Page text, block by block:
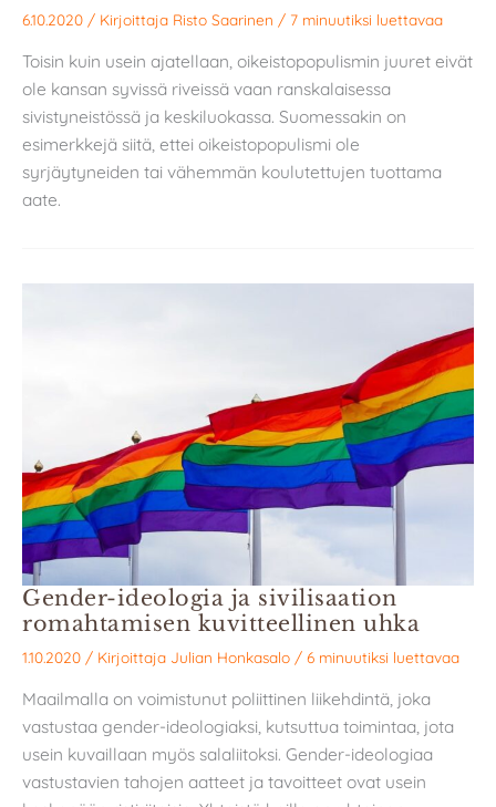
6.10.2020 / Kirjoittaja Risto Saarinen / 7 minuutiksi luettavaa
Toisin kuin usein ajatellaan, oikeistopopulismin juuret eivät
ole kansan syvissä riveissä vaan ranskalaisessa
sivistyneistössä ja keskiluokassa. Suomessakin on
esimerkkejä siitä, ettei oikeistopopulismi ole
syrjäytyneiden tai vähemmän koulutettujen tuottama
aate.
Gender-ideologia ja sivilisaation
romahtamisen kuvitteellinen uhka
1.10.2020 / Kirjoittaja Julian Honkasalo / 6 minuutiksi luettavaa
Maailmalla on voimistunut poliittinen liikehdintä, joka
vastustaa gender-ideologiaksi, kutsuttua toimintaa, jota
usein kuvaillaan myös salaliitoksi. Gender-ideologiaa
vastustavien tahojen aatteet ja tavoitteet ovat usein